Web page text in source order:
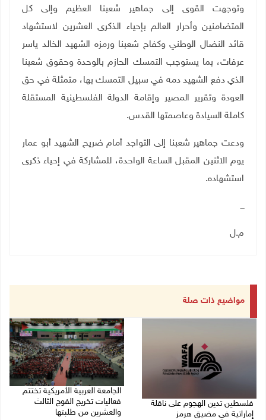
وتوجهت القوى إلى جماهير شعبنا العظيم وإلى كل
المتضامنين وأحرار العالم بإحياء الذكرى العشرين لاستشهاد
قائد النضال الوطني وكفاح شعبنا ورمزه الشهيد الخالد ياسر
عرفات، بما يستوجب التمسك الحازم بالوحدة وحقوق شعبنا
الذي دفع الشهيد دمه في سبيل التمسك بها، متمثلة في حق
العودة وتقرير المصير وإقامة الدولة الفلسطينية المستقلة
كاملة السيادة وعاصمتها القدس.
ودعت جماهير شعبنا إلى التواجد أمام ضريح الشهيد أبو عمار
يوم الاثنين المقبل الساعة الواحدة، للمشاركة في إحياء ذكرى
استشهاده.
ـــ
م.ل
مواضيع ذات صلة
فلسطين تدين الهجوم على ناقلة
إماراتية في مضيق هرمز
الجامعة العربية الأمريكية تختتم
فعاليات تخريج الفوج الثالث
والعشرين من طلبتها